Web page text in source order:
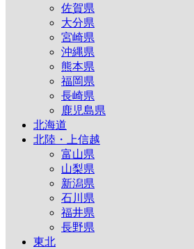
佐賀県
大分県
宮崎県
沖縄県
熊本県
福岡県
長崎県
鹿児島県
北海道
北陸・上信越
富山県
山梨県
新潟県
石川県
福井県
長野県
東北